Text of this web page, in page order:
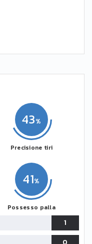
41
Possesso palla
43
Precisione tiri
1